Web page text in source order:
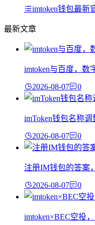
imtoken钱包最新
最新文章
imtoken与百度，数
2026-08-07 0
imToken钱包名称调
2026-08-07 0
注册IM钱包的答案
2026-08-07 0
imtoken×BEC空投